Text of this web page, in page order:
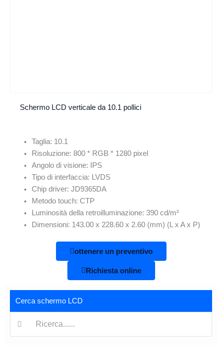
Schermo LCD verticale da 10.1 pollici
Taglia: 10.1
Risoluzione: 800 * RGB * 1280 pixel
Angolo di visione: IPS
Tipo di interfaccia: LVDS
Chip driver: JD9365DA
Metodo touch: CTP
Luminosità della retroilluminazione: 390 cd/m²
Dimensioni: 143.00 x 228.60 x 2.60 (mm) (L x A x P)
ottenere un preventivo
Richiesta online
Cerca schermo LCD